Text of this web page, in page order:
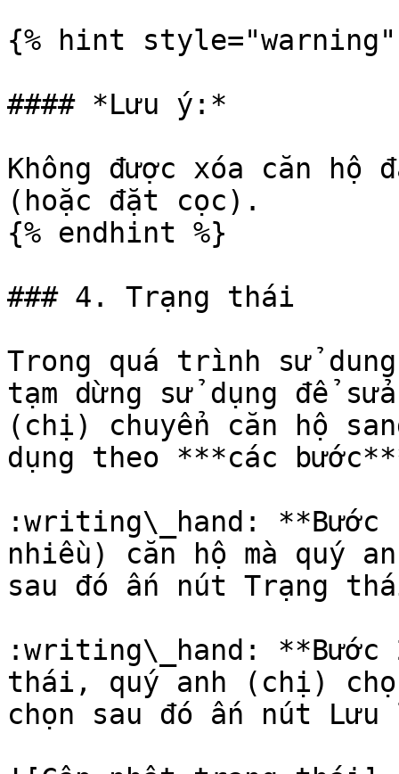
{% hint style="warning"
#### *Lưu ý:*
Không được xóa căn
(hoặc đặt cọc).
{% endhint %}
### 4. Trạng thái
Trong quá trình sử
tạm dừng sử dụng để
(chị) chuyển căn hộ
dụng theo ***các
:writing\_hand: **Bước
nhiều) căn hộ mà quý
sau đó ấn nút Trạng
:writing\_hand: **Bước
thái, quý anh (chị)
chọn sau đó ấn nút